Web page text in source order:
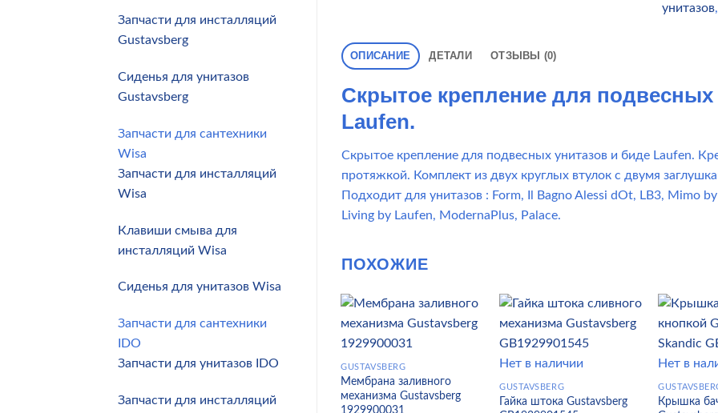
Запчасти для инсталляций
Gustavsberg
Сиденья для унитазов
Gustavsberg
Запчасти для сантехники
Wisa
Запчасти для инсталляций
Wisa
Клавиши смыва для
инсталляций Wisa
Сиденья для унитазов Wisa
Запчасти для сантехники
IDO
Запчасти для унитазов IDO
Запчасти для инсталляций
унитазов,
ОПИСАНИЕ ДЕТАЛИ ОТЗЫВЫ (0)
Скрытое крепление для подвесных
Laufen.
Скрытое крепление для подвесных унитазов и биде Laufen.
протяжкой. Комплект из двух круглых втулок с двумя
Подходит для унитазов : Form, Il Bagno Alessi dOt, LB3, Mimo
Living by Laufen, ModernaPlus, Palace.
ПОХОЖИЕ
GUSTAVSBERG
Мембрана заливного
механизма Gustavsberg
1929900031
Нет в наличии
GUSTAVSBERG
Гайка штока Gustavsberg
Нет в
Крышка